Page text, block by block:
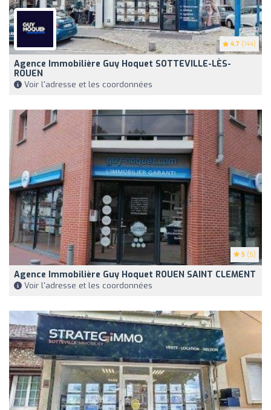
4.7 (144)
Agence Immobilière Guy Hoquet SOTTEVILLE-LÈS-
ROUEN
Voir l'adresse et les coordonnées
5 (5)
Agence Immobilière Guy Hoquet ROUEN SAINT CLEMENT
Voir l'adresse et les coordonnées